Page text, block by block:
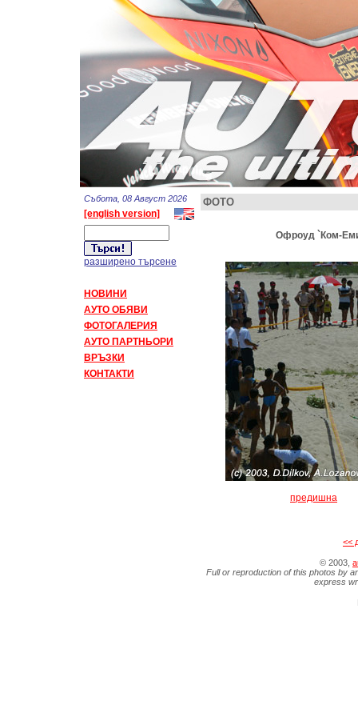
Събота, 08 Август 2026
[english version]
разширено търсене
НОВИНИ
АУТО ОБЯВИ
ФОТОГАЛЕРИЯ
АУТО ПАРТНЬОРИ
ВРЪЗКИ
КОНТАКТИ
ФОТО
Офроуд `Ком-
предишна
<<
© 2003,
Full or reproduction of this photos by
express